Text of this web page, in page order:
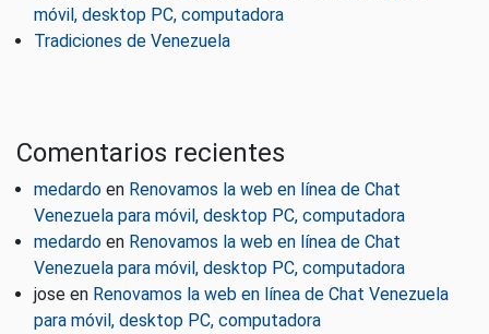
móvil, desktop PC, computadora
Tradiciones de Venezuela
Comentarios recientes
medardo en Renovamos la web en línea de Chat
Venezuela para móvil, desktop PC, computadora
medardo en Renovamos la web en línea de Chat
Venezuela para móvil, desktop PC, computadora
jose en Renovamos la web en línea de Chat Venezuela
para móvil, desktop PC, computadora